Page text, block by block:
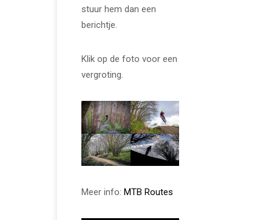
stuur hem dan een
berichtje.
Klik op de foto voor een
vergroting.
Meer info: MTB Routes